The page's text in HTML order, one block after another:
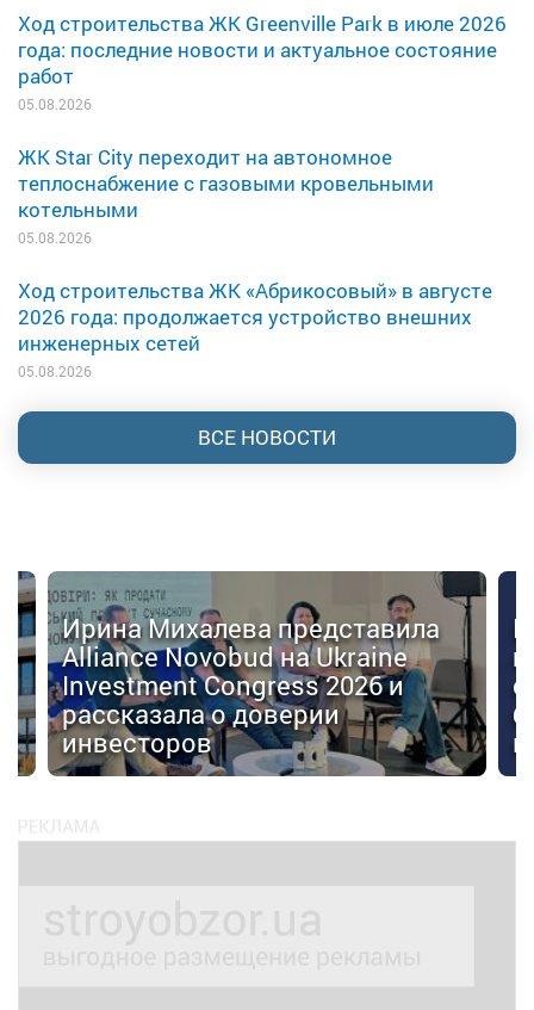
Ход строительства ЖК Greenville Park в июле 2026
года: последние новости и актуальное состояние
работ
05.08.2026
ЖК Star City переходит на автономное
теплоснабжение с газовыми кровельными
котельными
05.08.2026
Ход строительства ЖК «Абрикосовый» в августе
2026 года: продолжается устройство внешних
инженерных сетей
05.08.2026
ВСЕ НОВОСТИ
Ирина Михалева представила
Alliance Novobud на Ukraine
Investment Congress 2026 и
рассказала о доверии
инвесторов